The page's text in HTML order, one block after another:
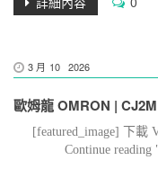
3 月 10 2026
歐姆龍 OMRON |
[featured_image] 下載
Continue